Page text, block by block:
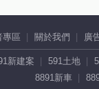
專區 關於我們 廣
新建案 591土地
8891新車